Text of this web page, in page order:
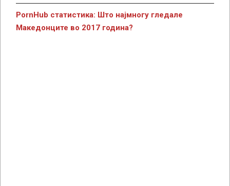
PornHub статистика: Што најмногу гледале
Македонците во 2017 година?